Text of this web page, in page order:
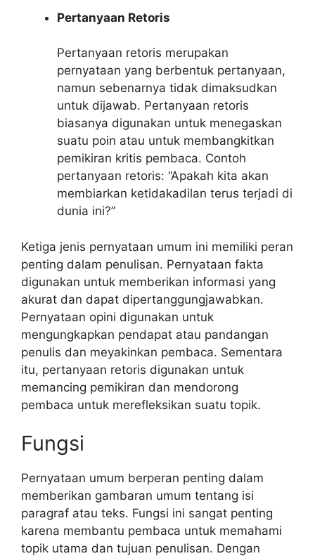
Pertanyaan Retoris
Pertanyaan retoris merupakan
pernyataan yang berbentuk pertanyaan,
namun sebenarnya tidak dimaksudkan
untuk dijawab. Pertanyaan retoris
biasanya digunakan untuk menegaskan
suatu poin atau untuk membangkitkan
pemikiran kritis pembaca. Contoh
pertanyaan retoris: “Apakah kita akan
membiarkan ketidakadilan terus terjadi di
dunia ini?”
Ketiga jenis pernyataan umum ini memiliki peran
penting dalam penulisan. Pernyataan fakta
digunakan untuk memberikan informasi yang
akurat dan dapat dipertanggungjawabkan.
Pernyataan opini digunakan untuk
mengungkapkan pendapat atau pandangan
penulis dan meyakinkan pembaca. Sementara
itu, pertanyaan retoris digunakan untuk
memancing pemikiran dan mendorong
pembaca untuk merefleksikan suatu topik.
Fungsi
Pernyataan umum berperan penting dalam
memberikan gambaran umum tentang isi
paragraf atau teks. Fungsi ini sangat penting
karena membantu pembaca untuk memahami
topik utama dan tujuan penulisan. Dengan